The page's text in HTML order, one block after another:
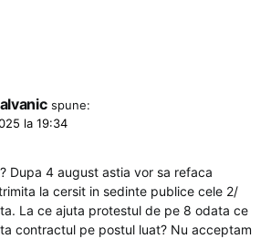
spune:
la 19:34
Dupa 4 august astia vor sa refaca
la cersit in sedinte publice cele 2/
La ce ajuta protestul de pe 8 odata ce
contractul pe postul luat? Nu acceptam